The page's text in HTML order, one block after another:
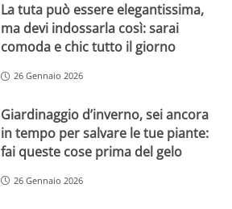
La tuta può essere elegantissima,
ma devi indossarla così: sarai
comoda e chic tutto il giorno
26 Gennaio 2026
Giardinaggio d’inverno, sei ancora
in tempo per salvare le tue piante:
fai queste cose prima del gelo
26 Gennaio 2026